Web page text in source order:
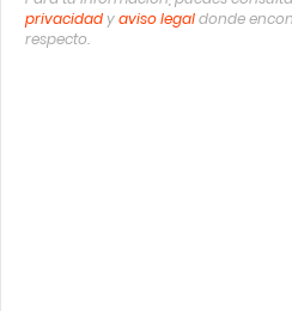
privacidadyaviso legaldonde
respecto.